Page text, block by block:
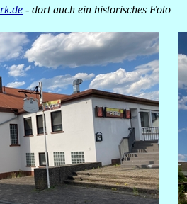
- dort auch ein historisches Foto